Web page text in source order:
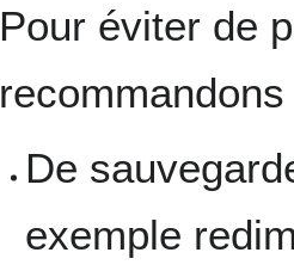
Pour éviter de
De
exemple